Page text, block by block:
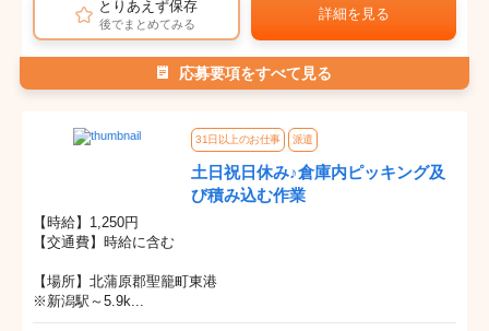
とりあえず保存
後でまとめてみる
詳細を見る
応募要項をすべて見る
31日以上のお仕事 派遣
土日祝日休み♪倉庫内ピッキング及
び積み込む作業
【時給】1,250円
【交通費】時給に含む
【場所】北蒲原郡聖籠町東港
※新潟駅～5.9k...